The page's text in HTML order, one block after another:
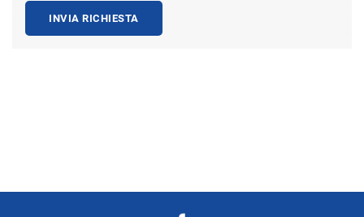
INVIA RICHIESTA